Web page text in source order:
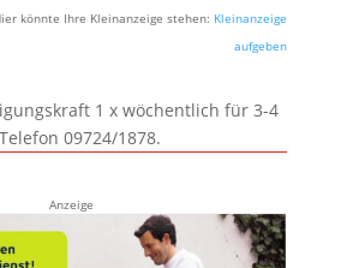
könnte Ihre Kleinanzeige stehen: Kleinanzeige
aufgeben
1 x wöchentlich für 3-4
09724/1878.
Anzeige